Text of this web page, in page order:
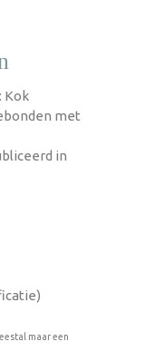
Kok
met
in
maar een